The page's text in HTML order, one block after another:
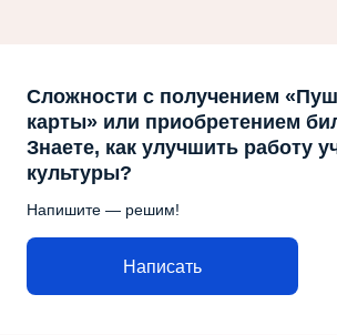
Сложности с получением
карты» или приобретением
Знаете, как улучшить работу
культуры?
Напишите — решим!
Написать